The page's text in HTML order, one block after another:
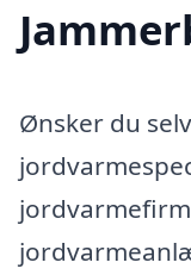
Ønsker du